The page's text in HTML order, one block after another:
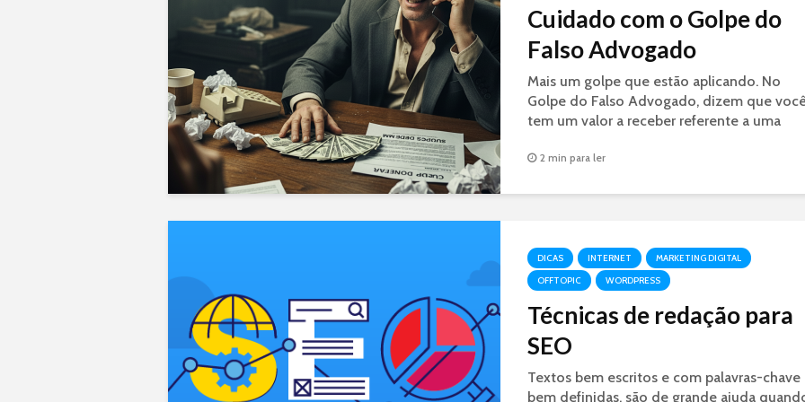
Cuidado com o Golpe do
Falso Advogado
Mais um golpe que estão aplicando. No
Golpe do Falso Advogado, dizem que
tem um valor a receber referente a uma
2 min para ler
DICAS INTERNET
MARKETING DIGITAL
OFFTOPIC
WORDPRESS
Técnicas de redação para
SEO
Textos bem escritos e com palavras-chave
bem definidas, são de grande ajuda